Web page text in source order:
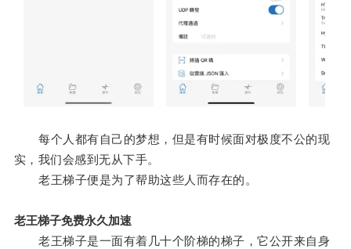
每个人都有自己的梦想，但是有时候面对极度不公的现
实，我们会感到无从下手。
老王梯子便是为了帮助这些人而存在的。
老王梯子免费永久加速
老王梯子是一面有着几十个阶梯的梯子，它公开来自身